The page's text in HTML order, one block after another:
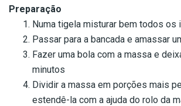
Preparação
Numa tigela misturar bem todos os
Passar para a bancada e amassar
Fazer uma bola com a massa e
minutos
Dividir a massa em porções mais
estendê-la com a ajuda do rolo da